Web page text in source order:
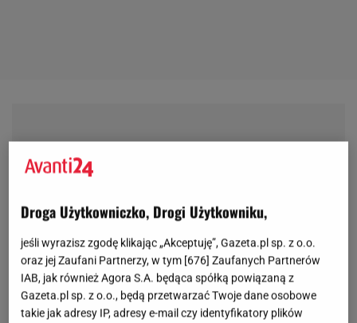
Droga Użytkowniczko, Drogi Użytkowniku,
jeśli wyrazisz zgodę klikając „Akceptuję”, Gazeta.pl sp. z o.o.
oraz jej Zaufani Partnerzy, w tym [676] Zaufanych Partnerów
IAB, jak również Agora S.A. będąca spółką powiązaną z
Gazeta.pl sp. z o.o., będą przetwarzać Twoje dane osobowe
takie jak adresy IP, adresy e-mail czy identyfikatory plików